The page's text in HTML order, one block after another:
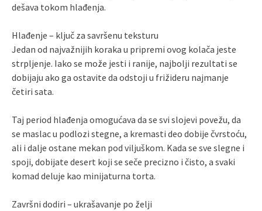
dešava tokom hlađenja.
Hlađenje – ključ za savršenu teksturu
Jedan od najvažnijih koraka u pripremi ovog kolača jeste
strpljenje. Iako se može jesti i ranije, najbolji rezultati se
dobijaju ako ga ostavite da odstoji u frižideru najmanje
četiri sata.
Taj period hlađenja omogućava da se svi slojevi povežu, da
se maslac u podlozi stegne, a kremasti deo dobije čvrstoću,
ali i dalje ostane mekan pod viljuškom. Kada se sve slegne i
spoji, dobijate desert koji se seče precizno i čisto, a svaki
komad deluje kao minijaturna torta.
Završni dodiri – ukrašavanje po želji